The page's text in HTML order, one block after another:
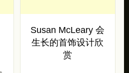
Susan McLeary 会
生长的首饰设计欣
赏